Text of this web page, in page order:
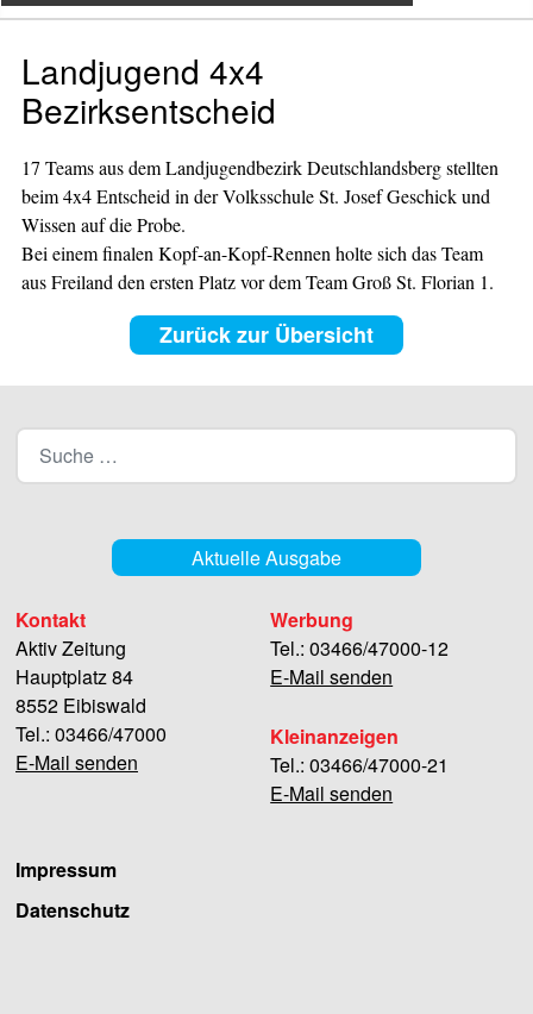
Landjugend 4x4
Bezirksentscheid
17 Teams aus dem Landjugendbezirk Deutschlandsberg stellten
beim 4x4 Entscheid in der Volksschule St. Josef Geschick und
Wissen auf die Probe.
Bei einem finalen Kopf-an-Kopf-Rennen holte sich das Team
aus Freiland den ersten Platz vor dem Team Groß St. Florian 1.
Zurück zur Übersicht
Aktuelle Ausgabe
Kontakt
Aktiv Zeitung
Hauptplatz 84
8552 Eibiswald
Tel.: 03466/47000
E-Mail senden
Werbung
Tel.: 03466/47000-12
E-Mail senden
Kleinanzeigen
Tel.: 03466/47000-21
E-Mail senden
Impressum
Datenschutz